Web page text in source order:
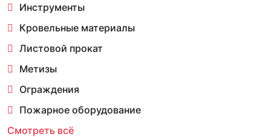
Инструменты
Кровельные материалы
Листовой прокат
Метизы
Ограждения
Пожарное оборудование
Смотреть всё